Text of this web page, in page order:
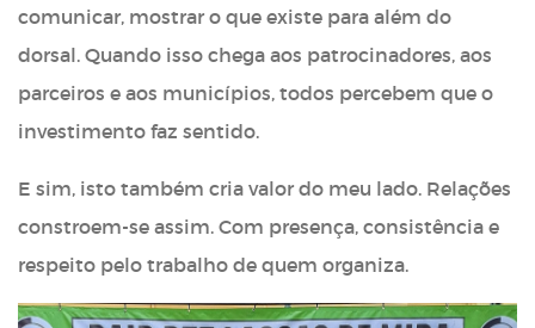
comunicar, mostrar o que existe para além do
dorsal. Quando isso chega aos patrocinadores, aos
parceiros e aos municípios, todos percebem que o
investimento faz sentido.
E sim, isto também cria valor do meu lado. Relações
constroem-se assim. Com presença, consistência e
respeito pelo trabalho de quem organiza.